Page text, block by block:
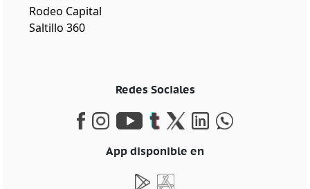
Rodeo Capital
Saltillo 360
Redes Sociales
App disponible en